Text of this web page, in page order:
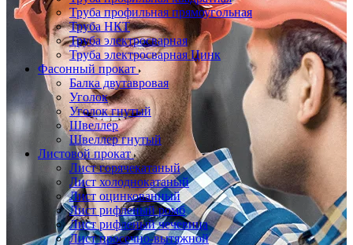
Труба профильная прямоугольная
Труба НКТ
Труба электросварная
Труба электросварная Цинк
Фасонный прокат
Балка двутавровая
Уголок
Уголок гнутый
Швеллер
Швеллер гнутый
Листовой прокат
Лист горячекатаный
Лист холоднокатаный
Лист оцинкованный
Лист рифленый ромб
Лист рифленый чечевица
Лист просечно-вытяжной